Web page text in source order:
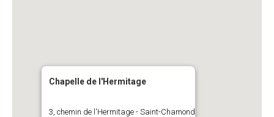
Chapelle de l'Hermitage
3, chemin de l'Hermitage - Saint-Chamond